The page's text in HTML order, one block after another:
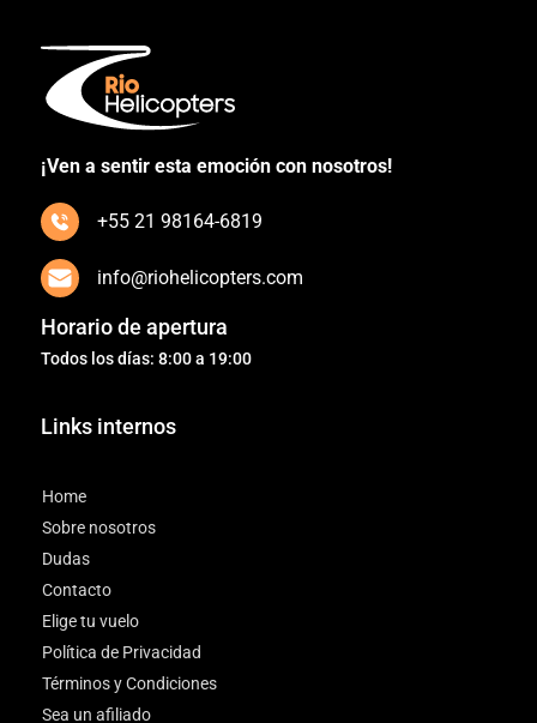
¡Ven a sentir esta emoción con nosotros!
+55 21 98164-6819
info@riohelicopters.com
Horario de apertura
Todos los días: 8:00 a 19:00
Links internos
Home
Sobre nosotros
Dudas
Contacto
Elige tu vuelo
Política de Privacidad
Términos y Condiciones
Sea un afiliado